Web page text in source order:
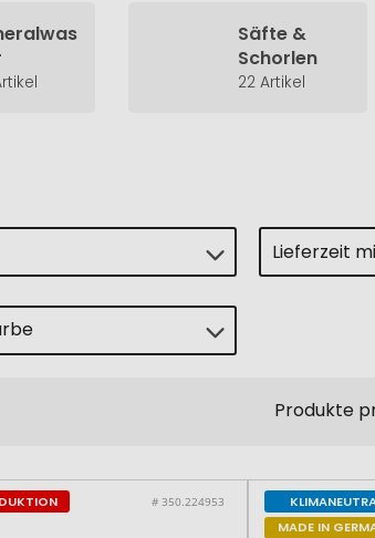
Säfte &
Schorlen
22 Artikel
Lieferzeit
Produkte
# 350.224953
MADE IN